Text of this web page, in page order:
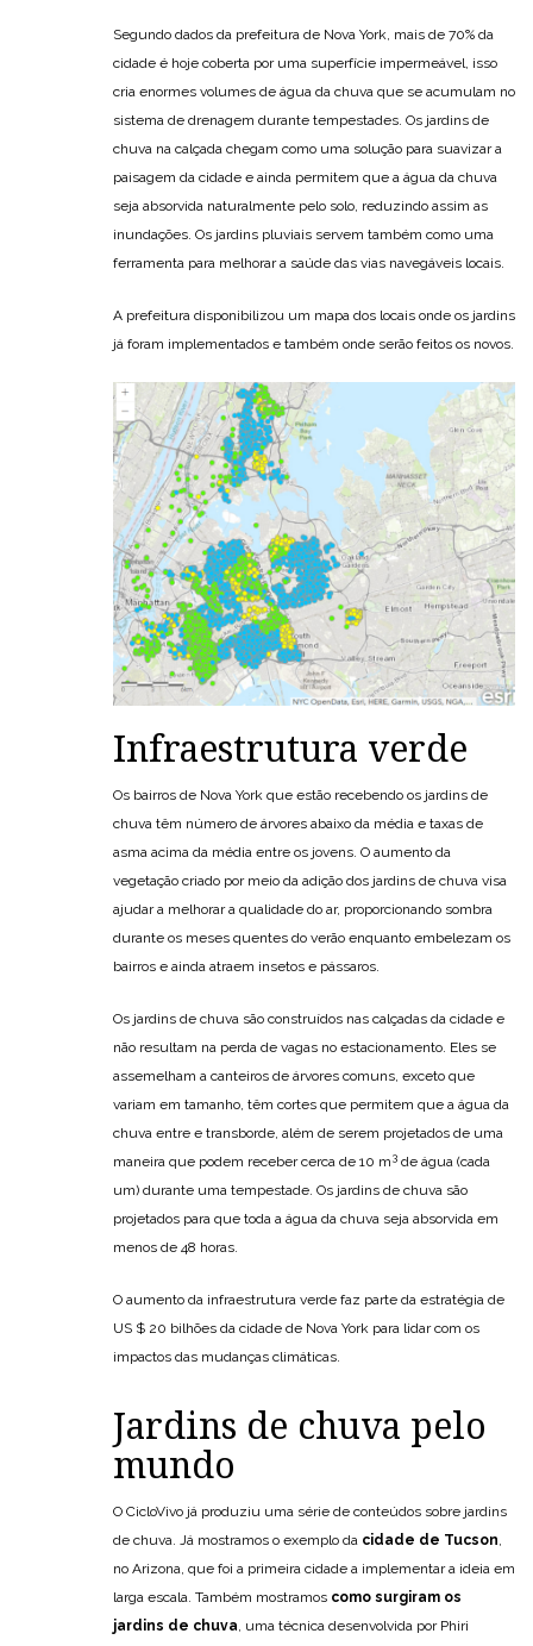
Segundo dados da prefeitura de Nova York, mais de 70% da
cidade é hoje coberta por uma superfície impermeável, isso
cria enormes volumes de água da chuva que se acumulam no
sistema de drenagem durante tempestades. Os jardins de
chuva na calçada chegam como uma solução para suavizar a
paisagem da cidade e ainda permitem que a água da chuva
seja absorvida naturalmente pelo solo, reduzindo assim as
inundações. Os jardins pluviais servem também como uma
ferramenta para melhorar a saúde das vias navegáveis ​​locais.
A prefeitura disponibilizou um mapa dos locais onde os jardins
já foram implementados e também onde serão feitos os novos.
Infraestrutura verde
Os bairros de Nova York que estão recebendo os jardins de
chuva têm número de árvores abaixo da média e taxas de
asma acima da média entre os jovens. O aumento da
vegetação criado por meio da adição dos jardins de chuva visa
ajudar a melhorar a qualidade do ar, proporcionando sombra
durante os meses quentes do verão enquanto embelezam os
bairros e ainda atraem insetos e pássaros.
Os jardins de chuva são construídos nas calçadas da cidade e
não resultam na perda de vagas no estacionamento. Eles se
assemelham a canteiros de árvores comuns, exceto que
variam em tamanho, têm cortes que permitem que a água da
chuva entre e transborde, além de serem projetados de uma
maneira que podem receber cerca de 10 m 3 de água (cada
um) durante uma tempestade. Os jardins de chuva são
projetados para que toda a água da chuva seja absorvida em
menos de 48 horas.
O aumento da infraestrutura verde faz parte da estratégia de
US $ 20 bilhões da cidade de Nova York para lidar com os
impactos das mudanças climáticas.
Jardins de chuva pelo
mundo
O CicloVivo já produziu uma série de conteúdos sobre jardins
de chuva. Já mostramos o exemplo da cidade de Tucson,
no Arizona, que foi a primeira cidade a implementar a ideia em
larga escala. Também mostramos como surgiram os
jardins de chuva, uma técnica desenvolvida por Phiri